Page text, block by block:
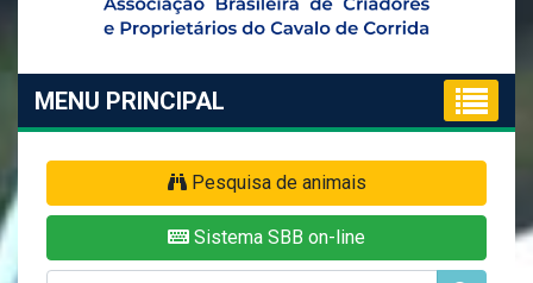
MENU PRINCIPAL
Pesquisa de animais
Sistema SBB on-line